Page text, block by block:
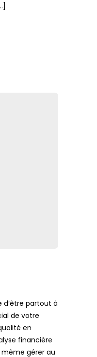
d’être partout à
de votre
en
financière
gérer au